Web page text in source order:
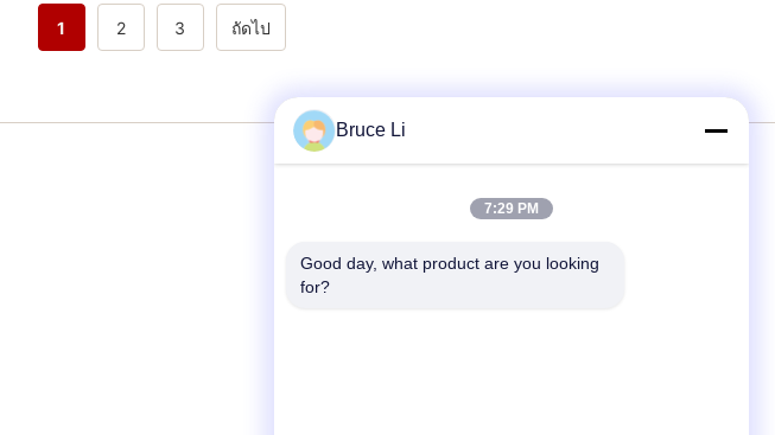
1 2 3 ถัดไป
สายปั้น
Bruce Li
7:29 PM
Good day, what product are you looking
for?